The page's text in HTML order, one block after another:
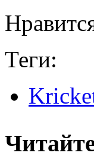
Теги: